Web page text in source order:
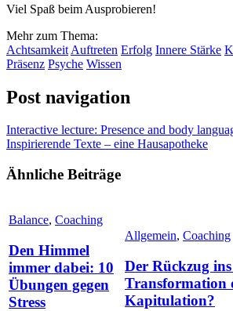
Viel Spaß beim Ausprobieren!
Mehr zum Thema:
Achtsamkeit Auftreten Erfolg Innere Stärke
Präsenz Psyche Wissen
Post navigation
Interactive lecture: Presence and body
Inspirierende Texte – eine Hausapotheke
Ähnliche Beiträge
Balance, Coaching
Den Himmel
immer dabei: 10
Übungen gegen
Stress
Allgemein, Coaching
Der Rückzug
Transformation
Kapitulation?